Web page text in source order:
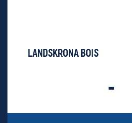
LANDSKRONA BOIS
-